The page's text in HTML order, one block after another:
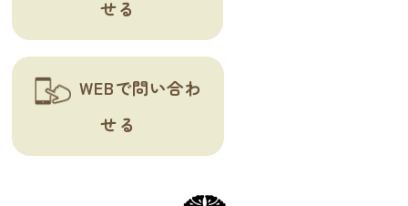
せる
WEBで問い合わ
せる